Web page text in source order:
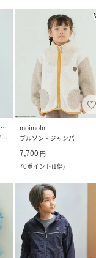
UNITED ARROWS green label relaxing
テーラードジャケット・ブレザー
moimoln
ブルゾン・ジャンパー
7,700 円
70ポイント(1倍)